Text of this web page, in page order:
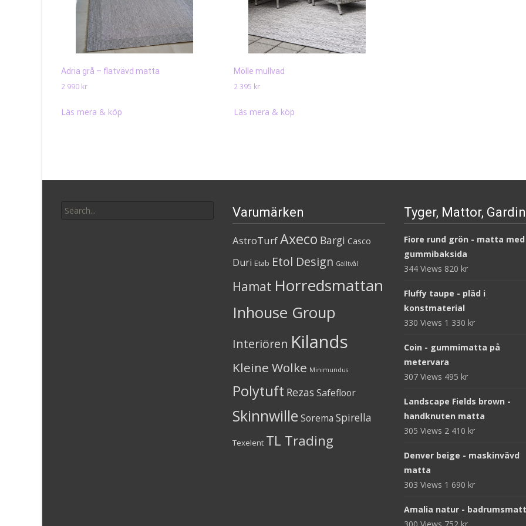
Adria grå – flatvävd matta
2 990 kr
Läs mera & köp
Mölle mullvad
2 395 kr
Läs mera & köp
for:
Varumärken
AstroTurfAxeco Bargi Casco
Duri Etab Etol Design Galltvål
Hamat Horredsmattan
Inhouse Group
Interiören Kilands
Kleine Wolke Minimundus
Polytuft Rezas Safefloor
Skinnwille Sorema Spirella
Texelent TL Trading
Tyger, Mattor,
Fiore rund grön - matta med
gummibaksida
344 Views 820 kr
Fluffy taupe - pläd i
konstmaterial
330 Views 1 330 kr
Coin - gummimatta på
metervara
307 Views 495 kr
Landscape Fields brown -
handknuten matta
305 Views 2 410 kr
Denver beige - maskinvävd
matta
303 Views 1 690 kr
Amalia natur -
300 Views 752 kr